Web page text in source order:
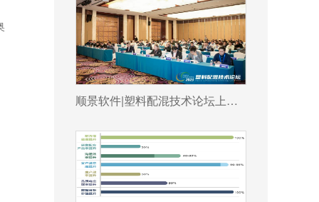
顺景软件|塑料配混技术论坛上展示数字化的力量